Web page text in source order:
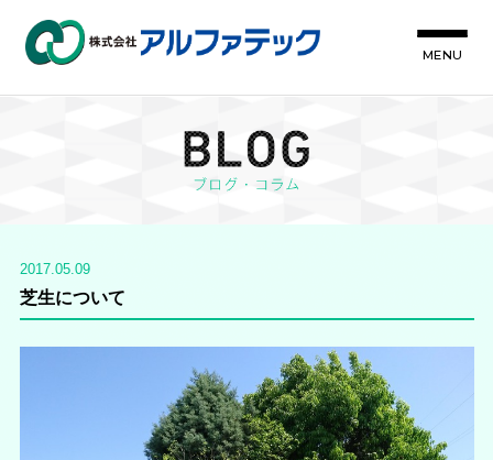
MENU
2017.05.09
芝生について